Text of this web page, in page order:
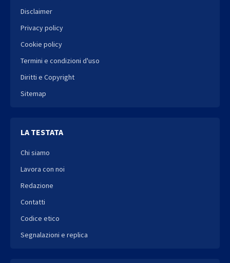
Disclaimer
Privacy policy
Cookie policy
Termini e condizioni d'uso
Diritti e Copyright
Sitemap
LA TESTATA
Chi siamo
Lavora con noi
Redazione
Contatti
Codice etico
Segnalazioni e replica